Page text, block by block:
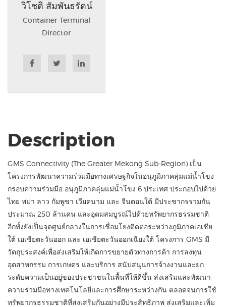
วิโชติ สัมพันธรัตน์
Container Terminal
Director
Description
GMS Connectivity (The Greater Mekong Sub-Region) เป็น
โครงการพัฒนาความร่วมมือทางเศรษฐกิจในอนุภูมิภาคลุ่มแม่น้ำโขง
กรอบความร่วมมือ อนุภูมิภาคลุ่มแม่น้ำโขง 6 ประเทศ ประกอบไปด้วย
ไทย พม่า ลาว กัมพูชา เวียดนาม และ จีนตอนใต้ มีประชากรรวมกัน
ประมาณ 250 ล้านคน และอุดมสมบูรณ์ไปด้วยทรัพยากรธรรมชาติ
อีกทั้งยังเป็นจุดศูนย์กลางในการเชื่อมโยงติดต่อระหว่างภูมิภาคเอเชีย
ใต้ เอเชียตะวันออก และ เอเชียตะวันออกเฉียงใต้ โครงการ GMS มี
วัตถุประสงค์เพื่อส่งเสริมให้เกิดการขยายตัวทางการค้า การลงทุน
อุตสาหกรรม การเกษตร และบริการ สนับสนุนการจ้างงานและยก
ระดับความเป็นอยู่ของประชาชนในพื้นที่ให้ดีขึ้น ส่งเสริมและพัฒนา
ความร่วมมือทางเทคโนโลยีและการศึกษาระหว่างกัน ตลอดจนการใช้
ทรัพยากรธรรมชาติที่ส่งเสริมกันอย่างมีประสิทธิภาพ ส่งเสริมและเพิ่ม